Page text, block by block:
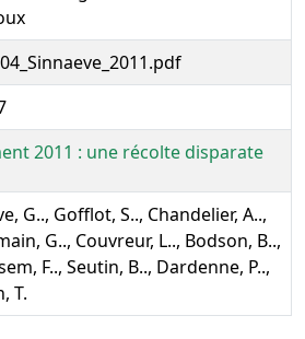
2011 : une récolte disparate
G.., Gofflot, S.., Chandelier, A..,
G.., Couvreur, L.., Bodson, B..,
F.., Seutin, B.., Dardenne, P..,
T.